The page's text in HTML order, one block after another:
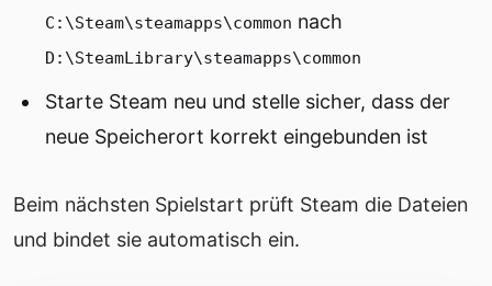
C:\Steam\steamapps\common nach
D:\SteamLibrary\steamapps\common
Starte Steam neu und stelle sicher, dass der
neue Speicherort korrekt eingebunden ist
Beim nächsten Spielstart prüft Steam die Dateien
und bindet sie automatisch ein.